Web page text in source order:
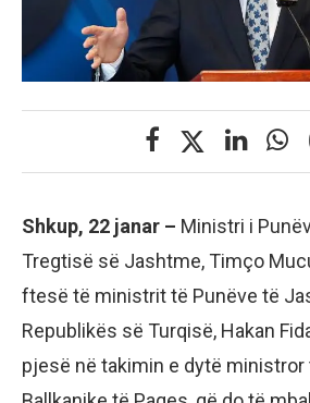
Shkup, 22 janar – Ministri i
Tregtisë së Jashtme, Timço
ftesë të ministrit të Punëve të
Republikës së Turqisë, Hakan
pjesë në takimin e dytë